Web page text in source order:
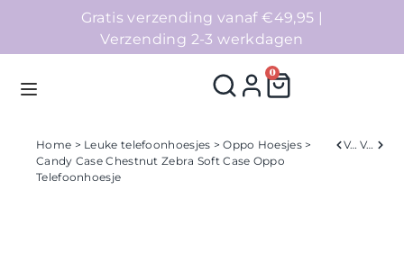
Gratis verzending vanaf €49,95 |
Verzending 2-3 werkdagen
0
Homepage
Home > Leuke telefoonhoesjes >Oppo Hoesjes>
Candy Case Chestnut Zebra Soft Case Oppo
Telefoonhoesje
Verleden Volgend